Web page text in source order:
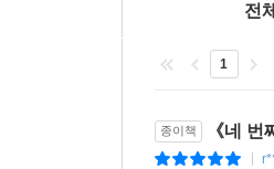
다만 작가의 사생
이름을 훼손하는 잔
네 번째 책상 서랍
마법의 타자기가
전
1
종이책 《네